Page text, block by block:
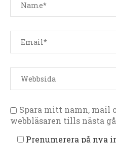
Spara mitt namn, mail
webbläsaren tills nästa
Prenumerera på nya